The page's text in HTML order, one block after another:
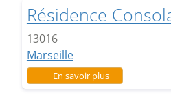
Résidence
13016
Marseille
En savoir plussur Résidence